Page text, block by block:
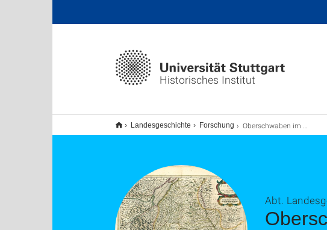
Historisches Institut
Landesgeschichte Forschung Oberschwaben im Kartenbild
Abt.